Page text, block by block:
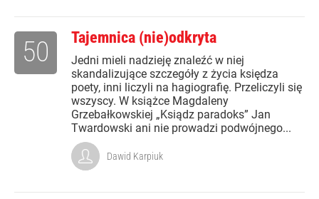
Tajemnica (nie)odkryta
Jedni mieli nadzieję znaleźć w niej
skandalizujące szczegóły z życia księdza
poety, inni liczyli na hagiografię. Przeliczyli się
wszyscy. W książce Magdaleny
Grzebałkowskiej „Ksiądz paradoks” Jan
Twardowski ani nie prowadzi podwójnego...
50
Dawid Karpiuk